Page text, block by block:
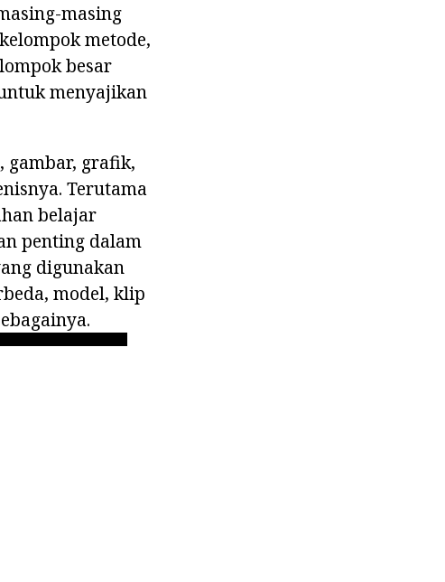
masing
metode,
besar
menyajikan
gambar, grafik,
Terutama
belajar
penting dalam
digunakan
model, klip